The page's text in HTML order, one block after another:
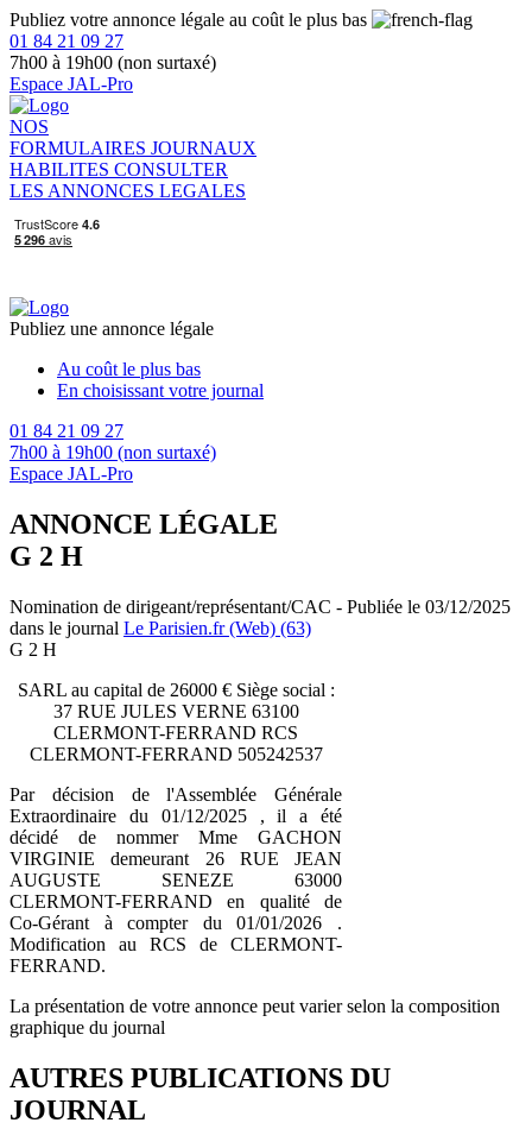
Publiez votre annonce légale au coût le plus bas
01 84 21 09 27
7h00 à 19h00 (non surtaxé)
Espace JAL-Pro
NOS
FORMULAIRES JOURNAUX
HABILITES CONSULTER
LES ANNONCES LEGALES
Publiez une annonce légale
Au coût le plus bas
En choisissant votre journal
01 84 21 09 27
7h00 à 19h00 (non surtaxé)
Espace JAL-Pro
ANNONCE LÉGALE
G 2 H
Nomination de dirigeant/représentant/CAC - Publiée le 03/12/2025
dans le journal Le Parisien.fr (Web) (63)
G 2 H
SARL au capital de 26000 € Siège social :
37 RUE JULES VERNE 63100
CLERMONT-FERRAND RCS
CLERMONT-FERRAND 505242537
Par décision de l'Assemblée Générale
Extraordinaire du 01/12/2025 , il a été
décidé de nommer Mme GACHON
VIRGINIE demeurant 26 RUE JEAN
AUGUSTE SENEZE 63000
CLERMONT-FERRAND en qualité de
Co-Gérant à compter du 01/01/2026 .
Modification au RCS de CLERMONT-
FERRAND.
La présentation de votre annonce peut varier selon la composition
graphique du journal
AUTRES PUBLICATIONS DU
JOURNAL